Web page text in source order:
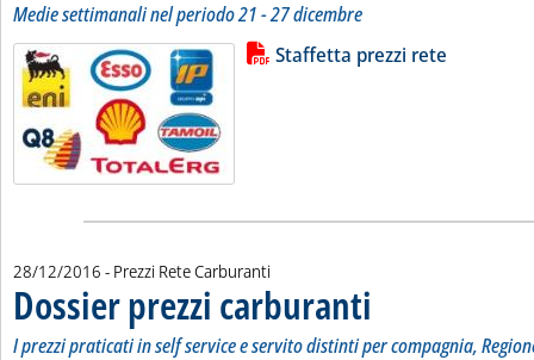
Medie settimanali nel periodo 21 - 27 dicembre
Leggi tutta la notizia: 'Staffetta
Lista allegati PDF alla notiziaStaffetta prezzi rete
28/12/2016 - Prezzi Rete Carburanti
Dossier prezzi carburanti
I prezzi praticati in self service e servito distinti per compagnia,